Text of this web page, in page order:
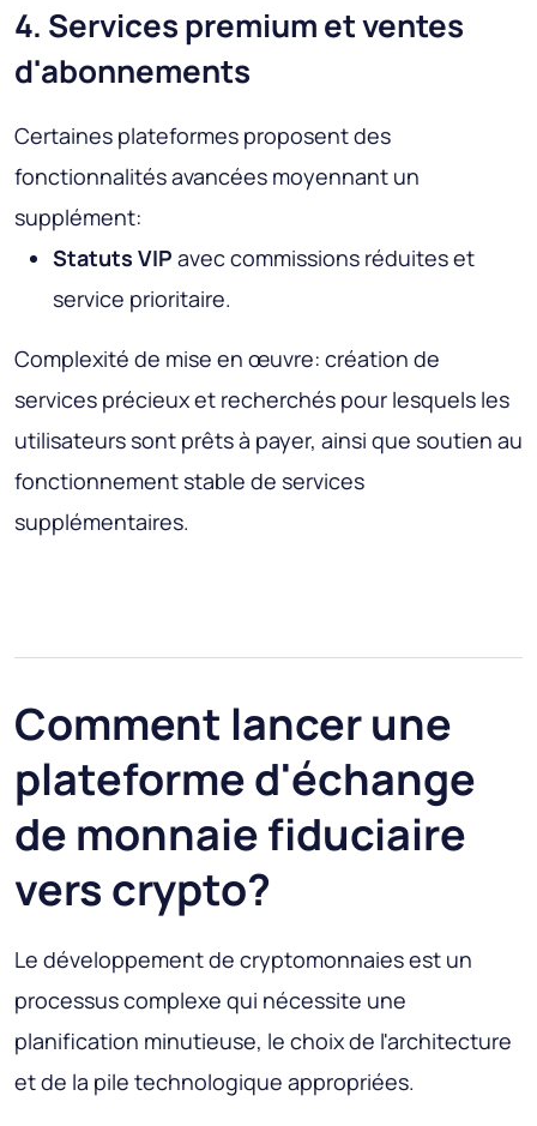
4. Services premium et ventes
d'abonnements
Certaines plateformes proposent des
fonctionnalités avancées moyennant un
supplément:
Statuts VIP avec commissions réduites et
service prioritaire.
Complexité de mise en œuvre: création de
services précieux et recherchés pour lesquels les
utilisateurs sont prêts à payer, ainsi que soutien au
fonctionnement stable de services
supplémentaires.
Comment lancer une
plateforme d'échange
de monnaie fiduciaire
vers crypto?
Le développement de cryptomonnaies est un
processus complexe qui nécessite une
planification minutieuse, le choix de l'architecture
et de la pile technologique appropriées.